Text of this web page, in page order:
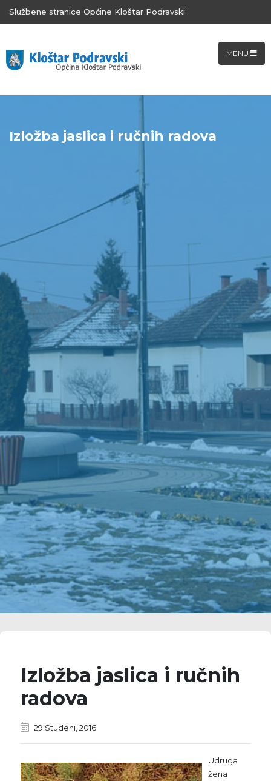
Službene stranice Općine Kloštar Podravski
MENU
Izložba jaslica i ručnih radova
Izložba jaslica i ručnih
radova
29 Studeni, 2016
Udruga
žena